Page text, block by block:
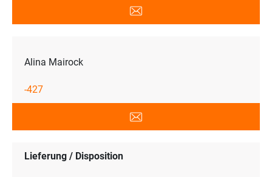
Alina Mairock
-427
Lieferung / Disposition